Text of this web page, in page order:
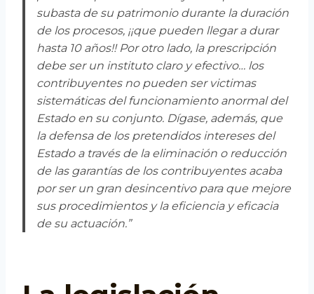
subasta de su patrimonio durante la duración
de los procesos, ¡¡que pueden llegar a durar
hasta 10 años!! Por otro lado, la prescripción
debe ser un instituto claro y efectivo… los
contribuyentes no pueden ser victimas
sistemáticas del funcionamiento anormal del
Estado en su conjunto. Dígase, además, que
la defensa de los pretendidos intereses del
Estado a través de la eliminación o reducción
de las garantías de los contribuyentes acaba
por ser un gran desincentivo para que mejore
sus procedimientos y la eficiencia y eficacia
de su actuación.”